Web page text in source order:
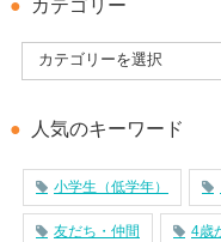
カテゴリー
人気のキーワード
小学生（低学年）
友だち・仲間 4歳